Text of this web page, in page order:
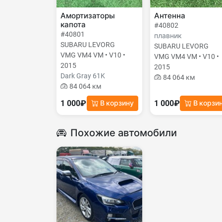
Амортизаторы
капота
#40801
SUBARU LEVORG
VMG VM4 VM • V10 •
2015
Dark Gray 61K
84 064 км
1 000₽ В корзину
Антенна
#40802
плавник
SUBARU LEVORG
VMG VM4 VM • V10 •
2015
84 064 км
1 000₽ В
Похожие автомобили